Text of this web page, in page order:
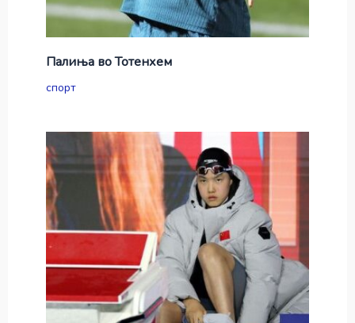
Палиња во Тотенхем
спорт